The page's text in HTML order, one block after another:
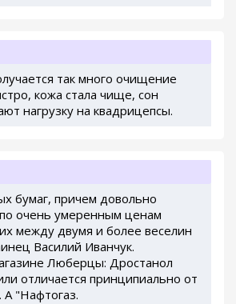
так много очищение
кожа стала чище, сон
нагрузку на квадрицепсы.
бумаг, причем довольно
очень умеренным ценам
между двумя и более веселин
Василий Иванчук.
Люберцы: Дростанол
отличается принципиально от
А "Нафтогаз.